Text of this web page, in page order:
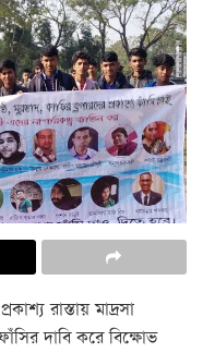
রাস্তায় মাদ্রসা
ফাঁসির দাবি করে বিক্ষোভ